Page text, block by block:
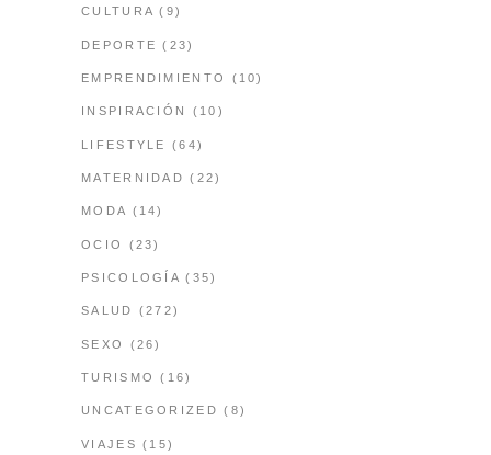
CULTURA (9)
DEPORTE (23)
EMPRENDIMIENTO (10)
INSPIRACIÓN (10)
LIFESTYLE (64)
MATERNIDAD (22)
MODA (14)
OCIO (23)
PSICOLOGÍA (35)
SALUD (272)
SEXO (26)
TURISMO (16)
UNCATEGORIZED (8)
VIAJES (15)